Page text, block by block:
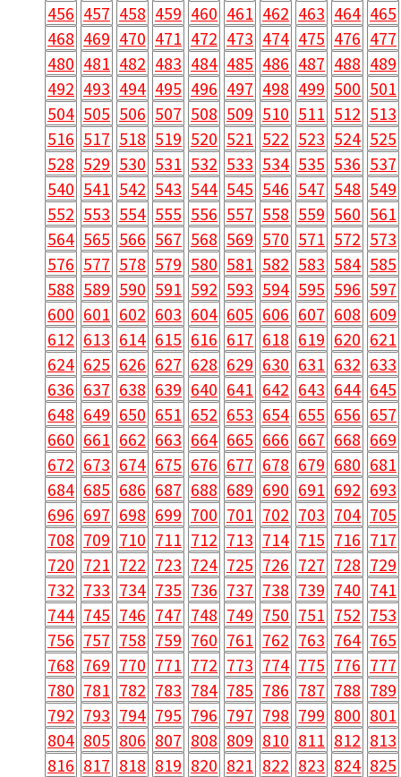
456 457 458 459 460 461 462 463 464 465
468 469 470 471 472 473 474 475 476 477
480 481 482 483 484 485 486 487 488 489
492 493 494 495 496 497 498 499 500 501
504 505 506 507 508 509 510 511 512 513
516 517 518 519 520 521 522 523 524 525
528 529 530 531 532 533 534 535 536 537
540 541 542 543 544 545 546 547 548 549
552 553 554 555 556 557 558 559 560 561
564 565 566 567 568 569 570 571 572 573
576 577 578 579 580 581 582 583 584 585
588 589 590 591 592 593 594 595 596 597
600 601 602 603 604 605 606 607 608 609
612 613 614 615 616 617 618 619 620 621
624 625 626 627 628 629 630 631 632 633
636 637 638 639 640 641 642 643 644 645
648 649 650 651 652 653 654 655 656 657
660 661 662 663 664 665 666 667 668 669
672 673 674 675 676 677 678 679 680 681
684 685 686 687 688 689 690 691 692 693
696 697 698 699 700 701 702 703 704 705
708 709 710 711 712 713 714 715 716 717
720 721 722 723 724 725 726 727 728 729
732 733 734 735 736 737 738 739 740 741
744 745 746 747 748 749 750 751 752 753
756 757 758 759 760 761 762 763 764 765
768 769 770 771 772 773 774 775 776 777
780 781 782 783 784 785 786 787 788 789
792 793 794 795 796 797 798 799 800 801
804 805 806 807 808 809 810 811 812 813
816 817 818 819 820 821 822 823 824 825